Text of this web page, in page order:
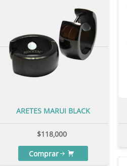
ARETES MARUI BLACK
$118,000
Comprar